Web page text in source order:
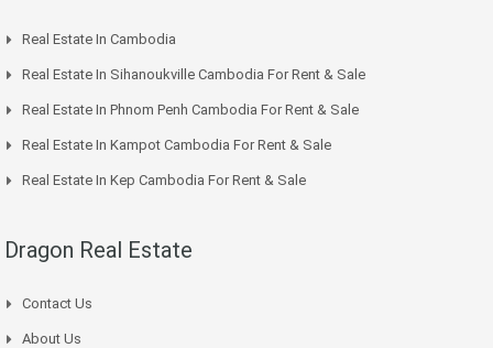
Real Estate In Cambodia
Real Estate In Sihanoukville Cambodia For Rent & Sale
Real Estate In Phnom Penh Cambodia For Rent & Sale
Real Estate In Kampot Cambodia For Rent & Sale
Real Estate In Kep Cambodia For Rent & Sale
Dragon Real Estate
Contact Us
About Us